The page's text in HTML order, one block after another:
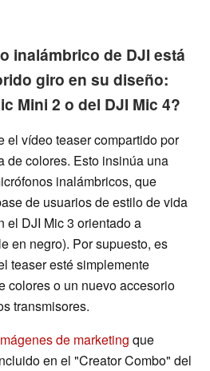
inalámbrico de DJI está
giro en su diseño:
Mini 2 o del DJI Mic 4?
el vídeo teaser compartido por
de colores. Esto insinúa una
inalámbricos, que
de usuarios de estilo de vida
el DJI Mic 3 orientado a
en negro). Por supuesto, es
teaser esté simplemente
colores o un nuevo accesorio
transmisores.
de marketing que
en el "Creator Combo" del